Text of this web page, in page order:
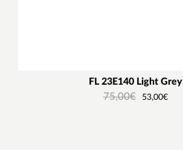
FL 23E140 Light Grey
75,00€ 53,00€